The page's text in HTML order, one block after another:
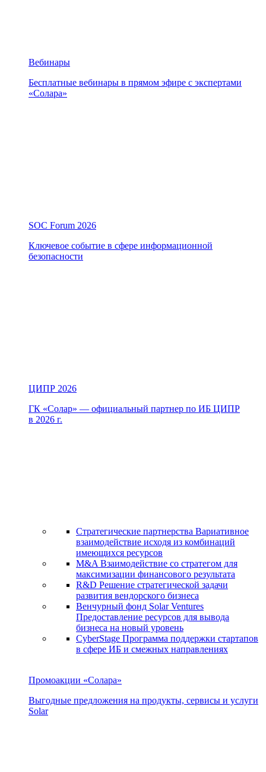
Вебинары
Бесплатные вебинары в прямом эфире с экспертами
«Солара»
SOC Forum 2026
Ключевое событие в сфере информационной
безопасности
ЦИПР 2026
ГК «Солар» — официальный партнер по ИБ ЦИПР
в 2026 г.
Стратегические партнерства Вариативное
взаимодействие исходя из комбинаций
имеющихся ресурсов
M&A Взаимодействие со стратегом для
максимизации финансового результата
R&D Решение стратегической задачи
развития вендорского бизнеса
Венчурный фонд Solar Ventures
Предоставление ресурсов для вывода
бизнеса на новый уровень
CyberStage Программа поддержки стартапов
в сфере ИБ и смежных направлениях
Промоакции «Солара»
Выгодные предложения на продукты, сервисы и услуги
Solar